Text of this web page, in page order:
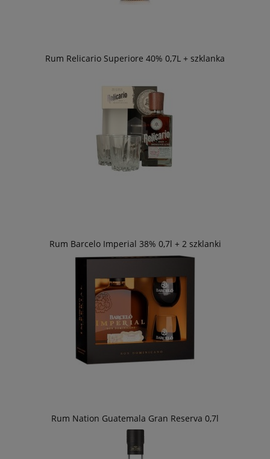
Rum Relicario Superiore 40% 0,7L + szklanka
Rum Barcelo Imperial 38% 0,7l + 2 szklanki
Rum Nation Guatemala Gran Reserva 0,7l